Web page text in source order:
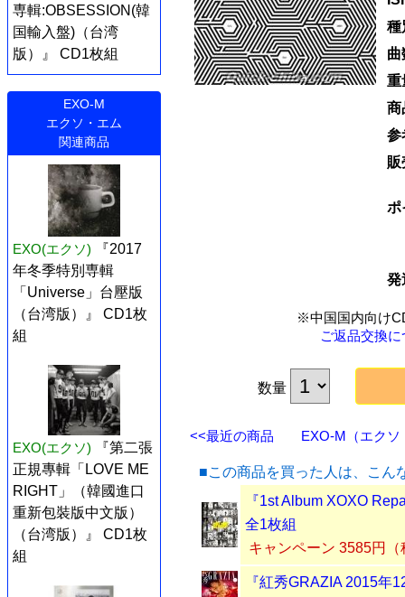
専輯:OBSESSION(韓
国輸入盤)（台湾
版）』 CD1枚組
EXO-M
エクソ・エム
関連商品
EXO(エクソ)
『2017
年冬季特別専輯
「Universe」台壓版
（台湾版）』 CD1枚
組
EXO(エクソ)
『第二張
正規專輯「LOVE ME
RIGHT」（韓國進口
重新包裝版中文版）
（台湾版）』 CD1枚
組
種
曲
重
商
参
販
ポ
発
※中国国内向け
ご返品交換
数量
<<最近の商品 EXO-M（エク
■この商品を買った人は、こん
『1st Album XOXO
全1枚組
キャンペーン 3585円（
『紅秀GRAZIA 2015年